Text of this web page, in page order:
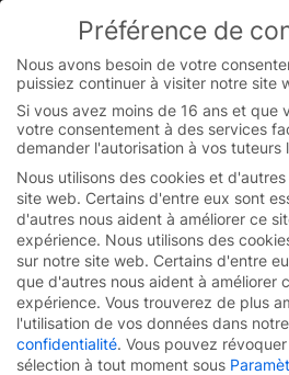
You are currently on the
Switch to the English version.
Skip
content
Préférence de
Nous avons besoin de votre
puissiez continuer à visiter notre site
Si vous avez moins de 16 ans et que
votre consentement à des services
demander l'autorisation à vos tuteurs
Nous utilisons des cookies et
site web. Certains d'entre eux sont
d'autres nous aident à améliorer ce
expérience. Nous utilisons des
sur notre site web. Certains d'entre
que d'autres nous aident à améliorer
expérience. Vous trouverez de plus
l'utilisation de vos données dans notre
confidentialité. Vous pouvez
sélection à tout moment sous